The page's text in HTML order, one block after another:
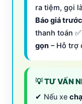
ra tiệm, gọi
Báo giá trước
thanh toán
gọn – Hỗ trợ
💡 TƯ VẤN
✔ Nếu xe